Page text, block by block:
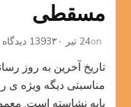
مسقطی
on24 تیر 1393 ۳۰ دیدگاه
مناسبتی دیگه ویژه
پایه نشاسته است.